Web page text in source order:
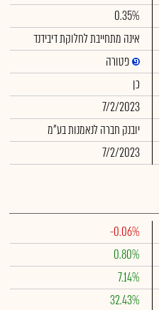
0.35%
אינה מתחייבת לחלוקת דיבידנד
פטורה
כן
7/2/2023
יובנק חברה לנאמנות בע"מ
7/2/2023
-0.06%
0.80%
7.14%
32.43%